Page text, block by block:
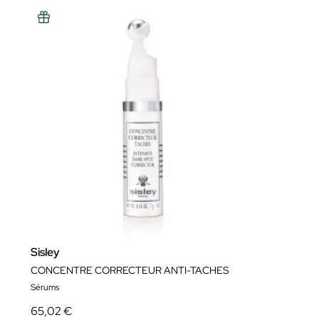
Sisley
CONCENTRE CORRECTEUR ANTI-TACHES
Sérums
65,02 €